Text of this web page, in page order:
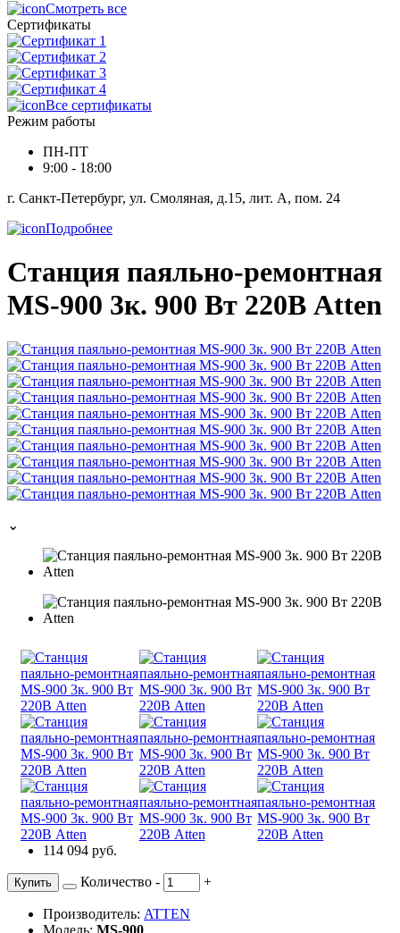
Смотреть все
Сертификаты
Все сертификаты
Режим работы
ПН-ПТ
9:00 - 18:00
г. Санкт-Петербург, ул. Смоляная, д.15, лит. А, пом. 24
Подробнее
Станция паяльно-ремонтная
MS-900 3к. 900 Вт 220В Atten
⌄
114 094 руб.
Купить Количество - +
Производитель: ATTEN
Модель: MS-900